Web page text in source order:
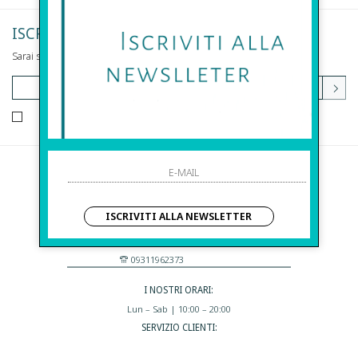
ISCRIVITI ALLA NEWSLETTER
Sarai sempre aggiornato su offerte e promozioni.
Before S.r.l.s.
Via Della Maestranza , 23
96100 Siracusa - Italia
Eshop@apiedinudinelparcoboutique.com
09311962373
I NOSTRI ORARI:
Lun – Sab | 10:00 – 20:00
SERVIZIO CLIENTI:
ISCRIVITI ALLA NEWSLETTER